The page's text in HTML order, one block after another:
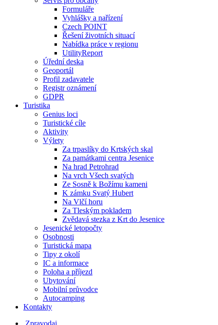
Formuláře
Vyhlášky a nařízení
Czech POINT
Řešení životních situací
Nabídka práce v regionu
UtilityReport
Úřední deska
Geoportál
Profil zadavatele
Registr oznámení
GDPR
Turistika
Genius loci
Turistické cíle
Aktivity
Výlety
Za trpaslíky do Krtských skal
Za památkami centra Jesenice
Na hrad Petrohrad
Na vrch Všech svatých
Ze Sosně k Božímu kameni
K zámku Svatý Hubert
Na Vlčí horu
Za Tleským pokladem
Zvědavá stezka z Krt do Jesenice
Jesenické letopočty
Osobnosti
Turistická mapa
Tipy z okolí
IC a informace
Poloha a příjezd
Ubytování
Mobilní průvodce
Autocamping
Kontakty
Zpravodaj